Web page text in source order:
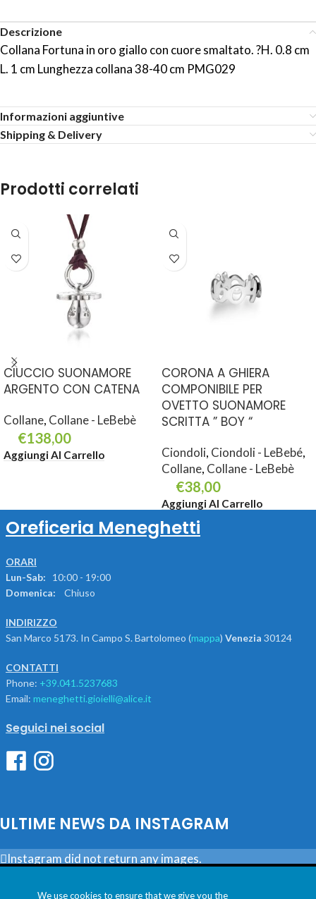
Descrizione
Collana Fortuna in oro giallo con cuore smaltato. ?H. 0.8 cm
L. 1 cm Lunghezza collana 38-40 cm PMG029
Informazioni aggiuntive
Shipping & Delivery
Prodotti correlati
CIUCCIO SUONAMORE
ARGENTO CON CATENA
Collane, Collane - LeBebè
€138,00
Aggiungi Al Carrello
CORONA A GHIERA
COMPONIBILE PER
OVETTO SUONAMORE
SCRITTA ” BOY “
Ciondoli, Ciondoli - LeBebé,
Collane, Collane - LeBebè
€38,00
Aggiungi Al Carrello
Oreficeria Meneghetti
ORARI
Lun-Sab: 10:00 - 19:00
Domenica:
Chiuso
INDIRIZZO
San Marco 5173. In Campo S. Bartolomeo (mappa) Venezia 30124
CONTATTI
Phone: +39.041.5237683
Email: meneghetti.gioielli@alice.it
Seguici nei social
ULTIME NEWS DA INSTAGRAM
Instagram did not return any images.
migliore esperienza sul nostro sito. Se continui ad utilizzare
We use cookies to ensure that we give you the